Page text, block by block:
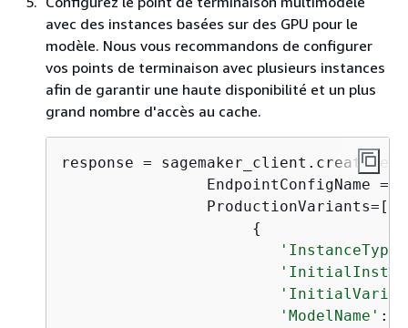
avec des instances basées sur des GPU pour le
modèle. Nous vous recommandons de configurer
vos points de terminaison avec plusieurs instances
afin de garantir une haute disponibilité et un plus
grand nombre d'accès au cache.
response =
                EndpointConfigName =
                ProductionVariants=[
{
'InstanceType'
'ModelName'